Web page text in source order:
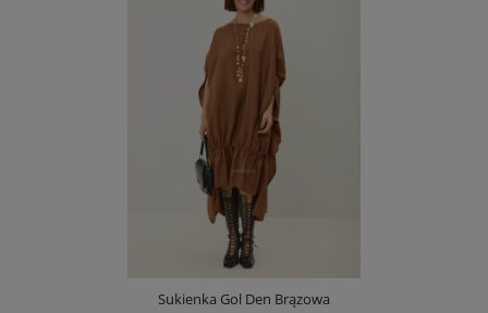
Sukienka Gol Den Brązowa